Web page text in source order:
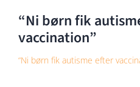
“Ni børn fik
vaccination”
“Ni børn fik autisme efter